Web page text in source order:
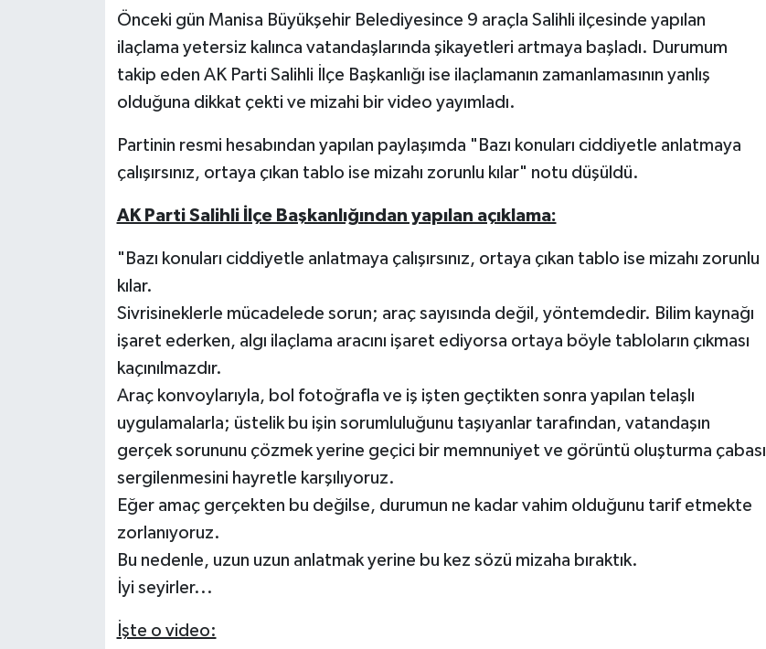
Önceki gün Manisa Büyükşehir Belediyesince 9 araçla Salihli ilçesinde yapılan
ilaçlama yetersiz kalınca vatandaşlarında şikayetleri artmaya başladı. Durumum
takip eden AK Parti Salihli İlçe Başkanlığı ise ilaçlamanın zamanlamasının yanlış
olduğuna dikkat çekti ve mizahi bir video yayımladı.
Partinin resmi hesabından yapılan paylaşımda "Bazı konuları ciddiyetle anlatmaya
çalışırsınız, ortaya çıkan tablo ise mizahı zorunlu kılar" notu düşüldü.
AK Parti Salihli İlçe Başkanlığından yapılan açıklama:
"Bazı konuları ciddiyetle anlatmaya çalışırsınız, ortaya çıkan tablo ise mizahı zorunlu
kılar.
Sivrisineklerle mücadelede sorun; araç sayısında değil, yöntemdedir. Bilim kaynağı
işaret ederken, algı ilaçlama aracını işaret ediyorsa ortaya böyle tabloların çıkması
kaçınılmazdır.
Araç konvoylarıyla, bol fotoğrafla ve iş işten geçtikten sonra yapılan telaşlı
uygulamalarla; üstelik bu işin sorumluluğunu taşıyanlar tarafından, vatandaşın
gerçek sorununu çözmek yerine geçici bir memnuniyet ve görüntü oluşturma çabası
sergilenmesini hayretle karşılıyoruz.
Eğer amaç gerçekten bu değilse, durumun ne kadar vahim olduğunu tarif etmekte
zorlanıyoruz.
Bu nedenle, uzun uzun anlatmak yerine bu kez sözü mizaha bıraktık.
İyi seyirler...
İşte o video: